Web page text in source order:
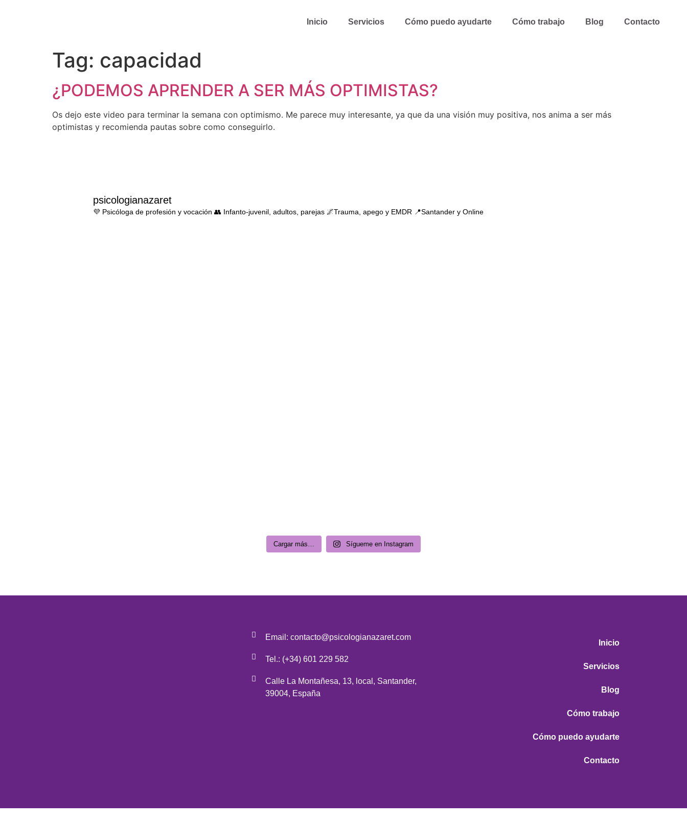
Inicio Servicios Cómo puedo ayudarte Cómo trabajo Blog Contacto
Tag: capacidad
¿PODEMOS APRENDER A SER MÁS OPTIMISTAS?
Os dejo este video para terminar la semana con optimismo. Me parece muy interesante, ya que da una visión muy positiva, nos anima a ser más
optimistas y recomienda pautas sobre como conseguirlo.
psicologianazaret
💜 Psicóloga de profesión y vocación 👥 Infanto-juvenil, adultos, parejas 🌌Trauma, apego y EMDR 📍Santander y Online
Cargar más… Sígueme en Instagram
Email: contacto@psicologianazaret.com
Tel.: (+34) 601 229 582
Calle La Montañesa, 13, local, Santander,
39004, España
Inicio
Servicios
Blog
Cómo trabajo
Cómo puedo ayudarte
Contacto